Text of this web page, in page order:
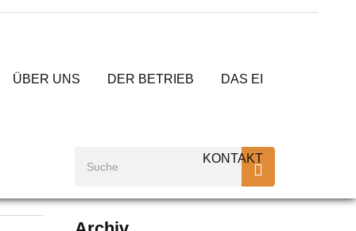
ÜBER UNS DER BETRIEB DAS EI
KONTAKT